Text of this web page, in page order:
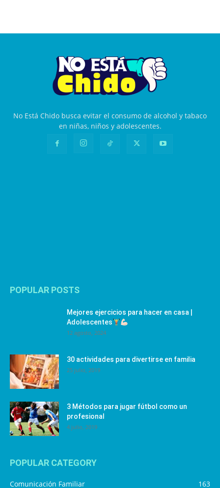
No Está Chido busca evitar el consumo de alcohol y tabaco
en niñas, niños y adolescentes.
POPULAR POSTS
Mejores ejercicios para hacer en casa |
Adolescentes
12 agosto, 2024
30 actividades para divertirse en familia
25 julio, 2019
3 Métodos para jugar fútbol como un
profesional
4 julio, 2019
POPULAR CATEGORY
Comunicación Familiar 163